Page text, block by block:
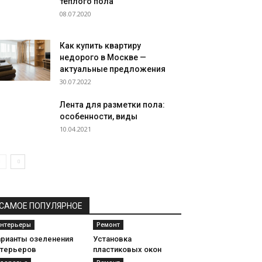
08.07.2020
Как купить квартиру
недорого в Москве —
актуальные предложения
30.07.2022
Лента для разметки пола:
особенности, виды
10.04.2021
ПОПУЛЯРНОЕ
озеленения
Ремонт
Установка
пластиковых окон